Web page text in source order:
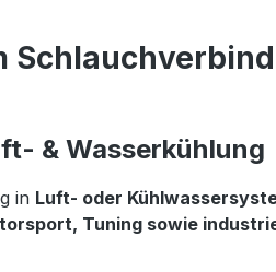
& Wasserkühlung
in Luft- oder
Tuning sowie